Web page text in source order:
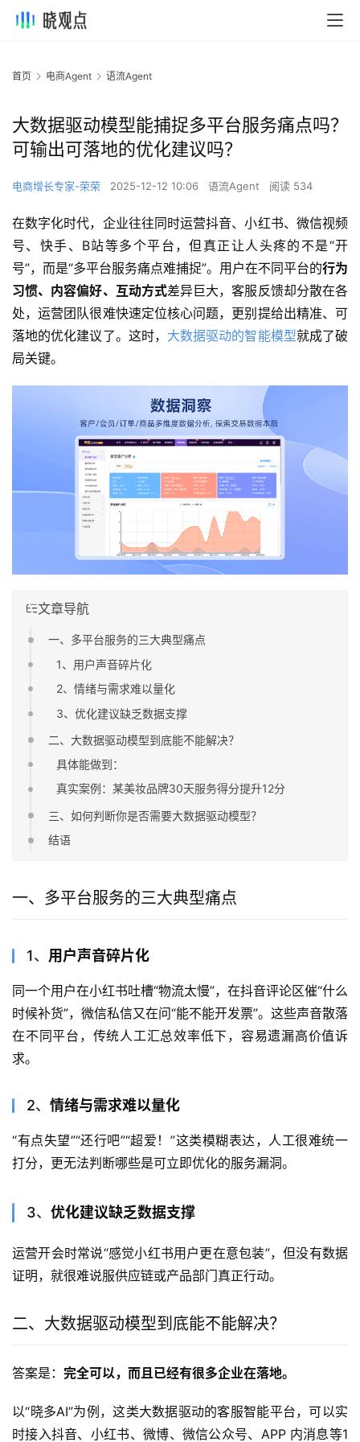
首页 电商Agent 语流Agent
大数据驱动模型能捕捉多平台服务痛点吗？
可输出可落地的优化建议吗？
电商增长专家-荣荣 2025-12-12 10:06 语流Agent 阅读 534
在数字化时代，企业往往同时运营抖音、小红书、微信视频
号、快手、B站等多个平台，但真正让人头疼的不是“开
号”，而是“多平台服务痛点难捕捉”。用户在不同平台的行为
习惯、内容偏好、互动方式差异巨大，客服反馈却分散在各
处，运营团队很难快速定位核心问题，更别提给出精准、可
落地的优化建议了。这时， 大数据驱动的智能模型就成了破
局关键。
文章导航
一、多平台服务的三大典型痛点
1、用户声音碎片化
2、情绪与需求难以量化
3、优化建议缺乏数据支撑
二、大数据驱动模型到底能不能解决？
具体能做到：
真实案例：某美妆品牌30天服务得分提升12分
三、如何判断你是否需要大数据驱动模型？
结语
一、多平台服务的三大典型痛点
1、 用户声音碎片化
同一个用户在小红书吐槽“物流太慢”，在抖音评论区催“什么
时候补货”，微信私信又在问“能不能开发票”。这些声音散落
在不同平台，传统人工汇总效率低下，容易遗漏高价值诉
求。
2、 情绪与需求难以量化
“有点失望”“还行吧”“超爱！”这类模糊表达，人工很难统一
打分，更无法判断哪些是可立即优化的服务漏洞。
3、 优化建议缺乏数据支撑
运营开会时常说“感觉小红书用户更在意包装”，但没有数据
证明，就很难说服供应链或产品部门真正行动。
二、大数据驱动模型到底能不能解决？
答案是： 完全可以，而且已经有很多企业在落地。
以“晓多AI”为例，这类大数据驱动的客服智能平台，可以实
时接入抖音、小红书、微博、微信公众号、APP 内消息等1